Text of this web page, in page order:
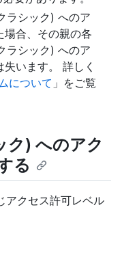
ラシック) へのア
場合、その親の各
ラシック) へのア
います。 詳しく
について 」をご覧
ク) へのアク
る
アクセス許可レベル